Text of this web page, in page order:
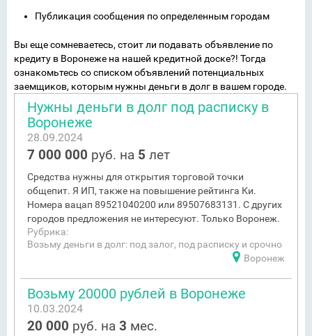
Публикация сообщения по определенным городам
Вы еще сомневаетесь, стоит ли подавать объявление по
кредиту в Воронеже на нашей кредитной доске?! Тогда
ознакомьтесь со списком объявлений потенциальных
заемщиков, которым нужны деньги в долг в вашем городе.
Нужны деньги в долг под расписку в
Воронеже
28.09.2024
7 000 000 руб. на 5 лет
Средства нужны для открытия торговой точки
общепит. Я ИП, также на повышение рейтинга Ки.
Номера вацап 89521040200 или 89507683131. С других
городов предложения не интересуют. Только Воронеж.
Рубрика:
Возьму деньги в долг: под залог, под расписку и срочно
Воронеж
Возьму 20000 рублей в Воронеже
10.03.2024
20 000 руб. на 3 мес.